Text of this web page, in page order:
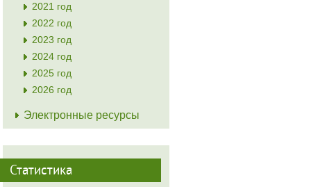
2021 год
2022 год
2023 год
2024 год
2025 год
2026 год
Электронные ресурсы
Статистика